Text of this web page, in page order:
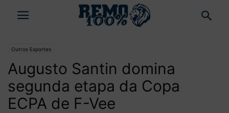
Outros Esportes
Augusto Santin domina
segunda etapa da Copa
ECPA de F-Vee